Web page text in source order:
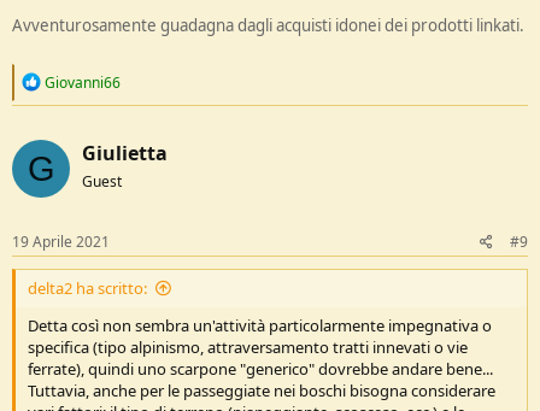
Avventurosamente guadagna dagli acquisti idonei dei prodotti linkati.
R
c
t
i
o
s
:
Giovanni66
G Giulietta
Guest
19 Aprile 2021 #9
delta2 ha scritto:
Detta così non sembra un'attività particolarmente impegnativa o
specifica (tipo alpinismo, attraversamento tratti innevati o vie
ferrate), quindi uno scarpone "generico" dovrebbe andare bene...
Tuttavia, anche per le passeggiate nei boschi bisogna considerare